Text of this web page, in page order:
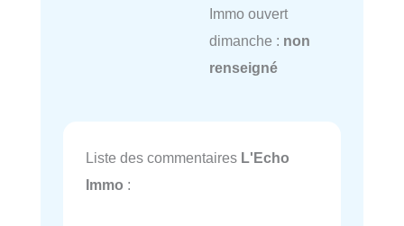
Immo ouvert
dimanche : non
renseigné
Liste des commentaires L'Echo
Immo :